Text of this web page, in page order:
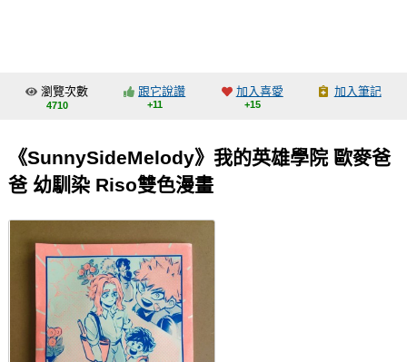
交流中心
會員功能選單
登入
瀏覽次數
4710
跟它說讚
+11
加入喜愛
+15
加入筆記
《SunnySideMelody》我的英雄學院 歐麥爸
爸 幼馴染 Riso雙色漫畫